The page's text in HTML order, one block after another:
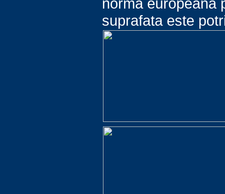
norma europeana
suprafata este